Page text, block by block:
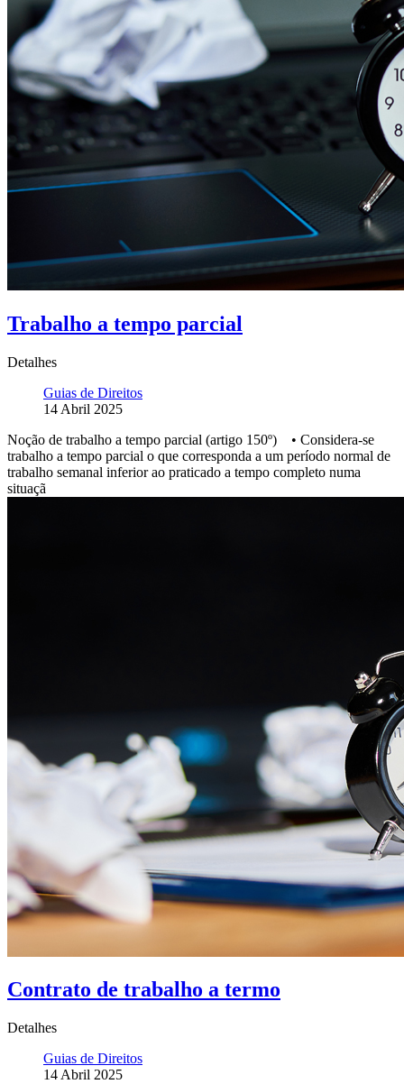
Trabalho a tempo parcial
Detalhes
Guias de Direitos
14 Abril 2025
Noção de trabalho a tempo parcial (artigo 150º) • Considera-se
trabalho a tempo parcial o que corresponda a um período normal de
trabalho semanal inferior ao praticado a tempo completo numa
situaçã
Contrato de trabalho a termo
Detalhes
Guias de Direitos
14 Abril 2025